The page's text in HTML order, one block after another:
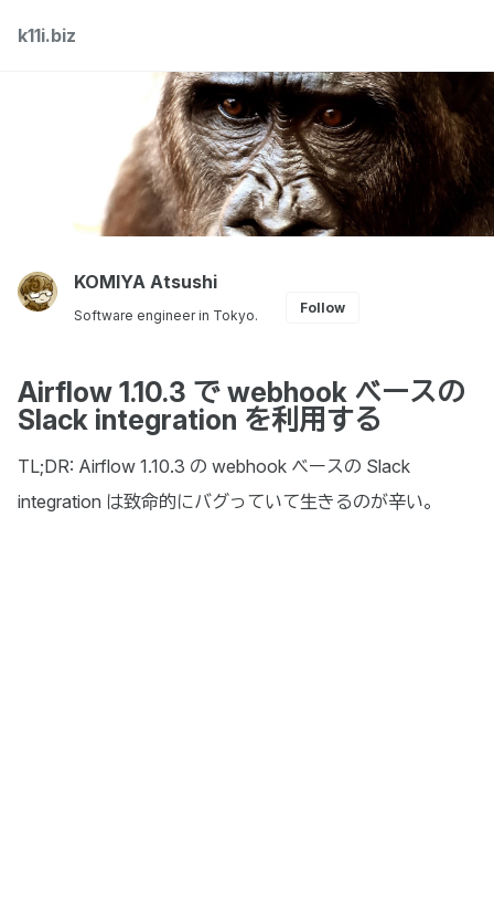
k11i.biz
KOMIYA Atsushi
Software engineer in Tokyo. Follow
Airflow 1.10.3 で webhook ベースの
Slack integration を利用する
TL;DR: Airflow 1.10.3 の webhook ベースの Slack
integration は致命的にバグっていて生きるのが辛い。